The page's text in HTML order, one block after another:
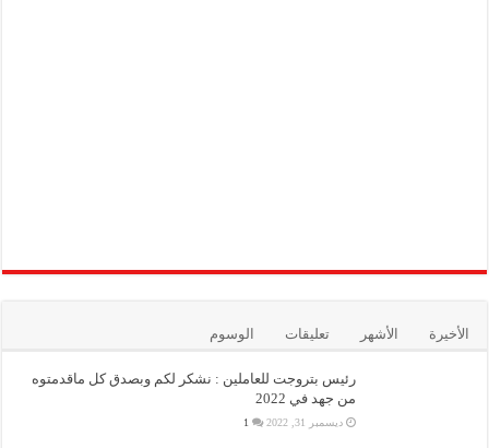
الأخيرة الأشهر تعليقات الوسوم
رئيس بتروجت للعاملين : نشكر لكم وبصدق كل ماقدمتوه
من جهد في 2022
ديسمبر 31, 2022 1